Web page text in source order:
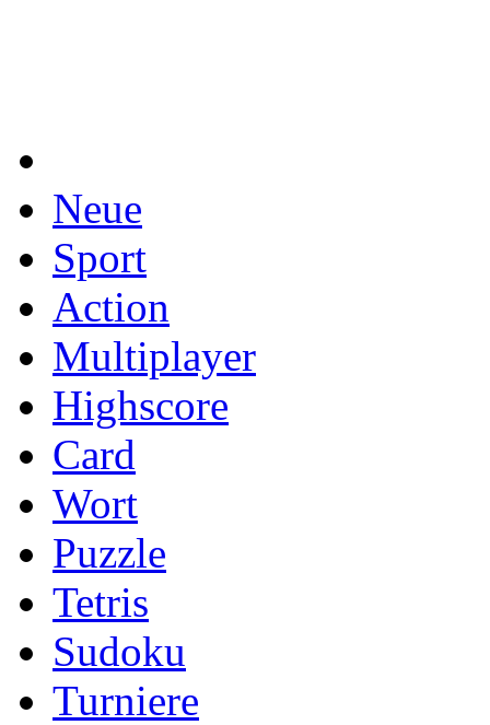
Neue
Sport
Action
Multiplayer
Highscore
Card
Wort
Puzzle
Tetris
Sudoku
Turniere